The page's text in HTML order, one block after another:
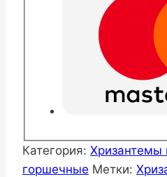
Категория: Хризантемы
горшечные Метки: